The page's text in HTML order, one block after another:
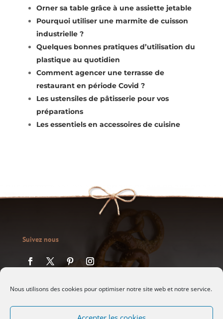
Nous utilisons des cookies pour optimiser notre site web et notre service.
Orner sa table grâce à une assiette jetable
Pourquoi utiliser une marmite de cuisson
industrielle ?
Quelques bonnes pratiques d’utilisation du
plastique au quotidien
Comment agencer une terrasse de
restaurant en période Covid ?
Les ustensiles de pâtisserie pour vos
préparations
Les essentiels en accessoires de cuisine
Suivez nous